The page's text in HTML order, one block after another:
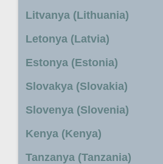
Litvanya (Lithuania)
Letonya (Latvia)
Estonya (Estonia)
Slovakya (Slovakia)
Slovenya (Slovenia)
Kenya (Kenya)
Tanzanya (Tanzania)